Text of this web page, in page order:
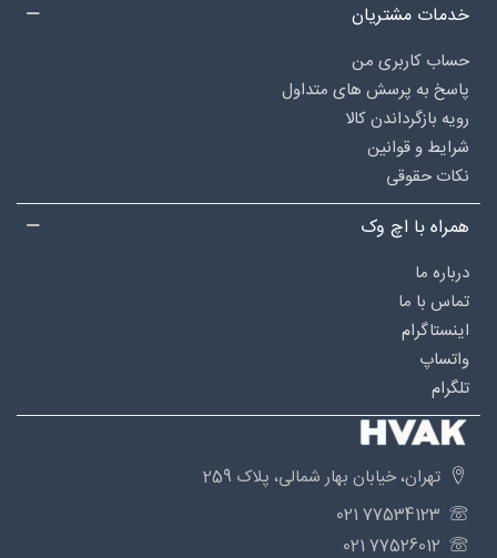
خدمات مشتریان
حساب کاربری من
پاسخ به پرسش های متداول
رویه بازگرداندن کالا
شرایط و قوانین
نکات حقوقی
همراه با اچ وک
درباره‌ ما
تماس با ما
اینستاگرام
واتساپ
تلگرام
تهران، خیابان بهار شمالی، پلاک 259
77534123 021
77526012 021